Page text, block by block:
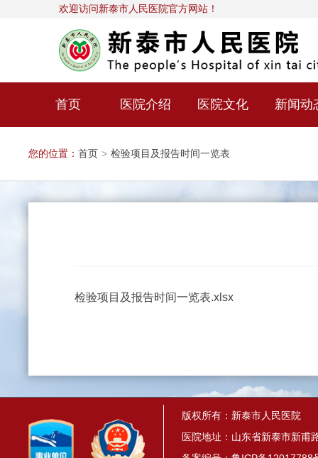
欢迎访问新泰市人民医院官方网站！
首页 医院介绍 医院文化 新闻动
您的位置： 首页 > 检验项目及报告时间一览表
检验项目及报告时间一览表.xlsx
版权所有：新泰市人民医院
医院地址：山东省新泰市新甫